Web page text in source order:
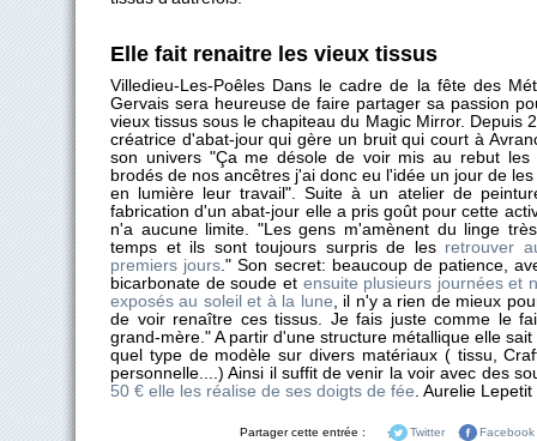
Elle fait renaitre les vieux tissus
Villedieu-Les-Poêles Dans le cadre de la fête des
Gervais sera heureuse de faire partager sa passion
vieux tissus sous le chapiteau du Magic Mirror. Depuis
créatrice d'abat-jour qui gère un bruit qui court à
son univers "Ça me désole de voir mis au rebut les
brodés de nos ancêtres j'ai donc eu l'idée un jour de
en lumière leur travail". Suite à un atelier de
fabrication d'un abat-jour elle a pris goût pour cette
n'a aucune limite. "Les gens m'amènent du linge
temps et ils sont toujours surpris de les retrouver
premiers jours ." Son secret: beaucoup de patience,
bicarbonate de soude et ensuite plusieurs journées et
exposés au soleil et à la lune , il n'y a rien de mieux
de voir renaître ces tissus. Je fais juste comme le
grand-mère." A partir d'une structure métallique elle
quel type de modèle sur divers matériaux ( tissu,
personnelle....) Ainsi il suffit de venir la voir avec des
50 € elle les réalise de ses doigts de fée . Aurelie Lepetit
Partager cette entrée : Twitter Facebook